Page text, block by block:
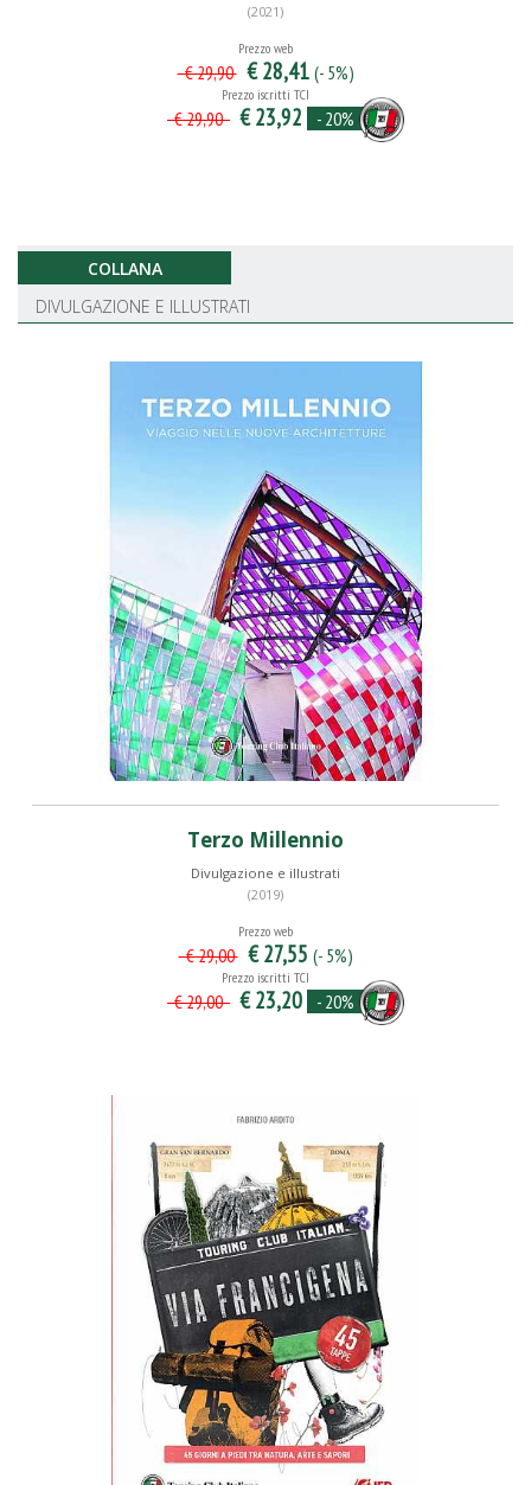
(2021)
Prezzo web
€ 29,90 € 28,41 (- 5%)
Prezzo iscritti TCI
€ 29,90 € 23,92 - 20%
COLLANA
DIVULGAZIONE E ILLUSTRATI
Terzo Millennio
Divulgazione e illustrati
(2019)
Prezzo web
€ 29,00 € 27,55 (- 5%)
Prezzo iscritti TCI
€ 29,00 € 23,20 - 20%